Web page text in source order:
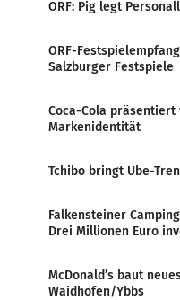
ORF: Pig legt
ORF-
Salzburger Festspiele
Coca-Cola
Markenidentität
Tchibo bringt Ube-
Falkensteiner
Drei Millionen Euro
McDonald’s baut
Waidhofen/Ybbs